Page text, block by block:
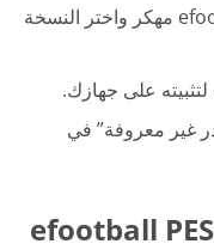
ابحث عن efootball PES 2022 mobile مهكر واختر النسخة
غير معروفة” في
نصائح لتحسين تجربتك في efootball PES